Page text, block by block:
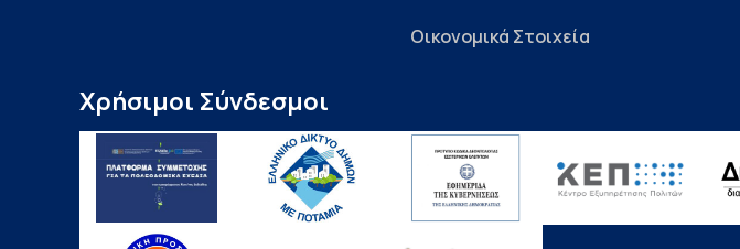
Οικονομικά Στοιχεία
Χρήσιμοι Σύνδεσμοι